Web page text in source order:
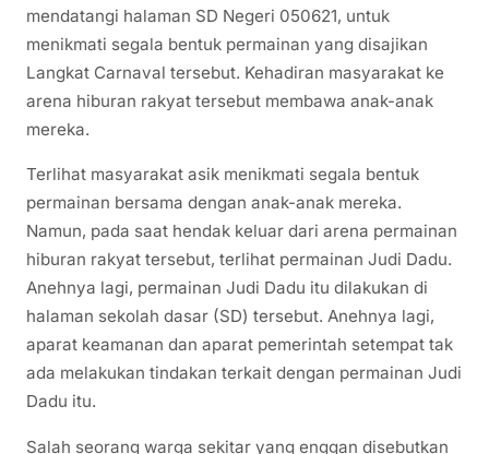
mendatangi halaman SD Negeri 050621, untuk
menikmati segala bentuk permainan yang disajikan
Langkat Carnaval tersebut. Kehadiran masyarakat ke
arena hiburan rakyat tersebut membawa anak-anak
mereka.
Terlihat masyarakat asik menikmati segala bentuk
permainan bersama dengan anak-anak mereka.
Namun, pada saat hendak keluar dari arena permainan
hiburan rakyat tersebut, terlihat permainan Judi Dadu.
Anehnya lagi, permainan Judi Dadu itu dilakukan di
halaman sekolah dasar (SD) tersebut. Anehnya lagi,
aparat keamanan dan aparat pemerintah setempat tak
ada melakukan tindakan terkait dengan permainan Judi
Dadu itu.
Salah seorang warga sekitar yang enggan disebutkan